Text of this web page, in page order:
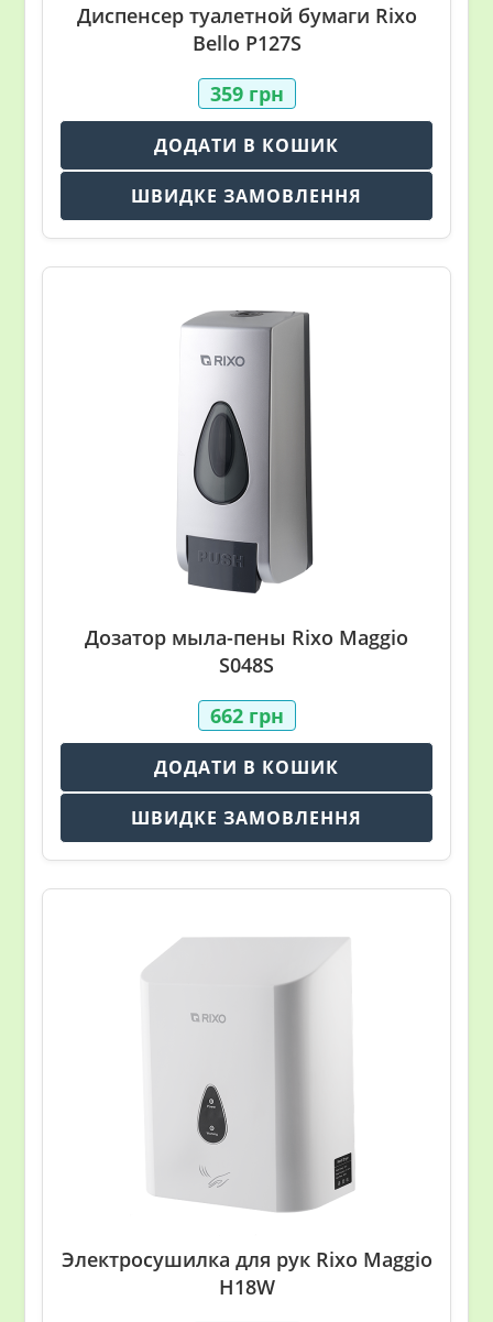
Диспенсер туалетной бумаги Rixo
Bello P127S
359 грн
ДОДАТИ В КОШИК
ШВИДКЕ ЗАМОВЛЕННЯ
Дозатор мылa-пены Rixo Maggio
S048S
662 грн
ДОДАТИ В КОШИК
ШВИДКЕ ЗАМОВЛЕННЯ
Электросушилка для рук Rixo Maggio
H18W